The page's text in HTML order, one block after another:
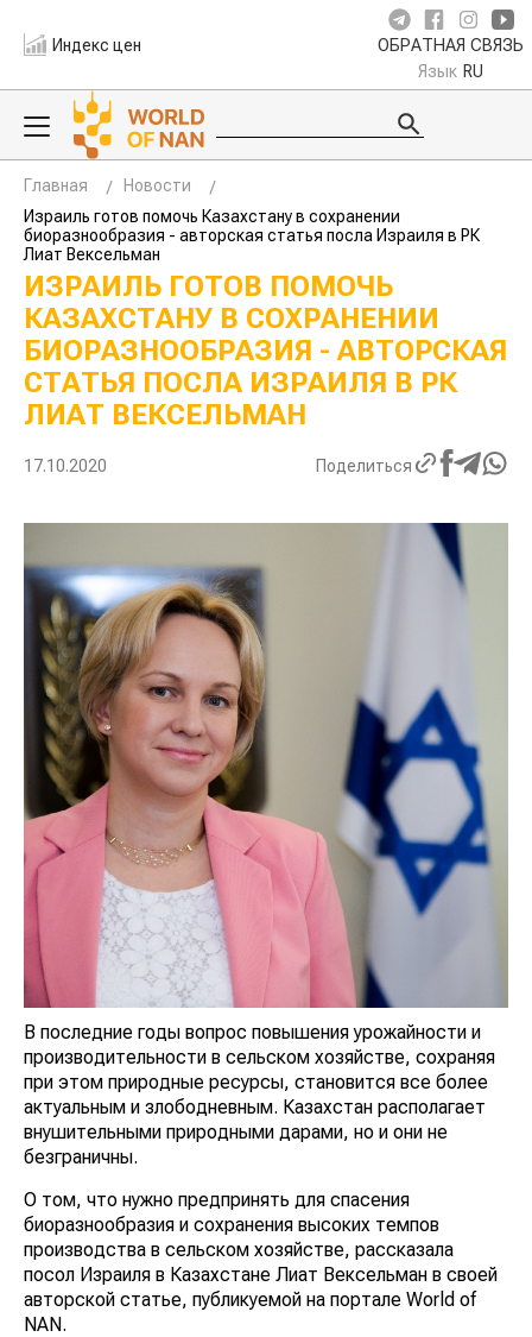
Индекс цен ОБРАТНАЯ СВЯЗЬ
Язык RU
Главная
Новости
Израиль готов помочь Казахстану в сохранении
биоразнообразия - авторская статья посла Израиля в РК
Лиат Вексельман
ИЗРАИЛЬ ГОТОВ ПОМОЧЬ
КАЗАХСТАНУ В СОХРАНЕНИИ
БИОРАЗНООБРАЗИЯ - АВТОРСКАЯ
СТАТЬЯ ПОСЛА ИЗРАИЛЯ В РК
ЛИАТ ВЕКСЕЛЬМАН
17.10.2020 Поделиться
В последние годы вопрос повышения урожайности и
производительности в сельском хозяйстве, сохраняя
при этом природные ресурсы, становится все более
актуальным и злободневным. Казахстан располагает
внушительными природными дарами, но и они не
безграничны.
О том, что нужно предпринять для спасения
биоразнообразия и сохранения высоких темпов
производства в сельском хозяйстве, рассказала
посол Израиля в Казахстане Лиат Вексельман в своей
авторской статье, публикуемой на портале World of
NAN.